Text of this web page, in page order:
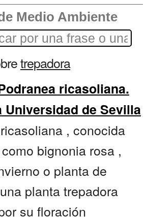
Medio Ambiente
trepadora
ricasoliana.
Universidad de Sevilla
, conocida
bignonia rosa ,
o planta de
planta trepadora
su floración